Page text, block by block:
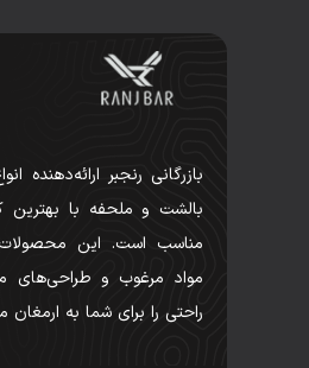
بازرگانی رنجبر ارائه‌دهنده
بالشت و ملحفه با
مناسب است. این محصولات
مواد مرغوب و طراحی‌های
راحتی را برای شما به ارمغان